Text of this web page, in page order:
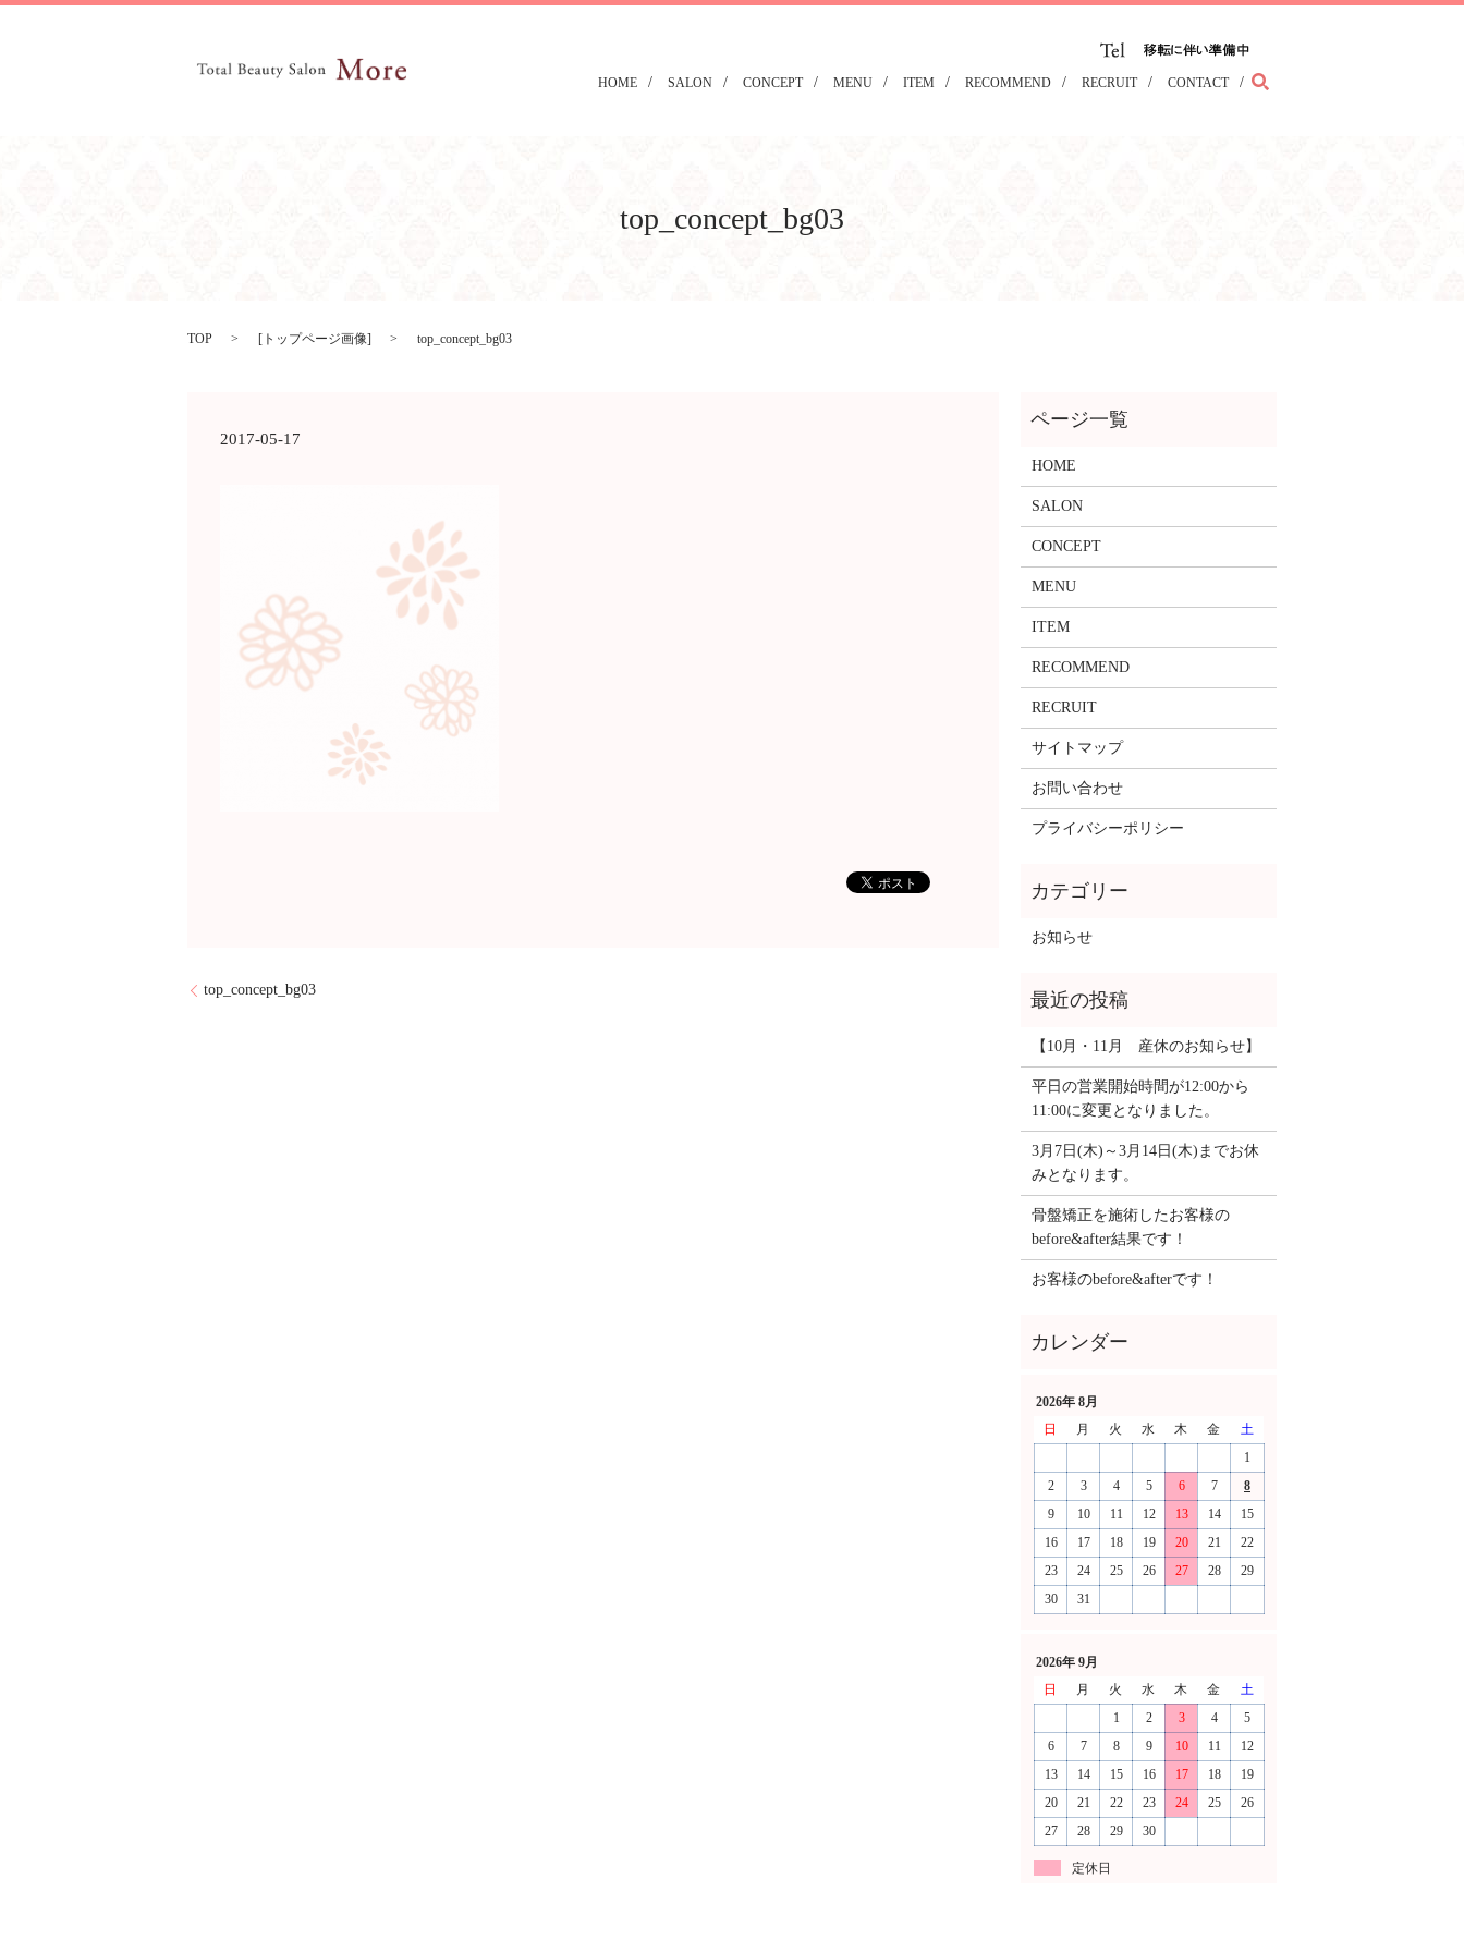
HOME SALON CONCEPT MENU ITEM RECOMMEND RECRUIT CONTACT
top_concept_bg03
TOP [ トップページ画像] top_concept_bg03
2017-05-17
top_concept_bg03
HOME
SALON
CONCEPT
MENU
ITEM
RECOMMEND
RECRUIT
サイトマップ
お問い合わせ
プライバシーポリシー
お知らせ
【10月・11月 産休のお知らせ】
平日の営業開始時間が12:00から
11:00に変更となりました。
3月7日(木)～3月14日(木)までお休
みとなります。
骨盤矯正を施術したお客様の
before&after結果です！
お客様のbefore&afterです！
2026年 8月
日
月 火 水 木 金
土
1
2
3 4 5 6 7
8
9
10 11 12 13 14
15
16
17 18 19 20 21
22
23
24 25 26 27 28
29
30
31
2026年 9月
日
月 火 水 木 金
土
1
2 3 4
5
6
7 8 9 10 11
12
13
14 15 16 17 18
19
20
21 22 23 24 25
26
27
28 29 30
定休日